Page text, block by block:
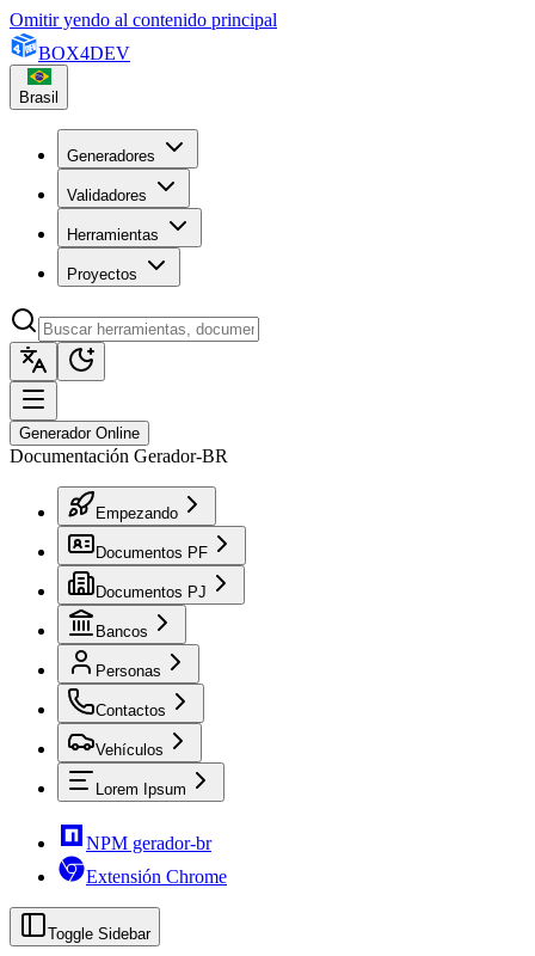
Omitir yendo al contenido principal
BOX4DEV
Brasil
Generadores
Validadores
Herramientas
Proyectos
Generador Online
Documentación Gerador-BR
Empezando
Documentos PF
Documentos PJ
Bancos
Personas
Contactos
Vehículos
Lorem Ipsum
NPM gerador-br
Extensión Chrome
Toggle Sidebar